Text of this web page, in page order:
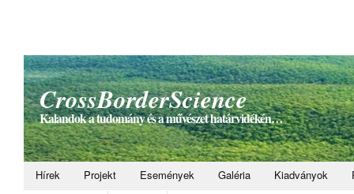
CrossBorderScience
Kalandok a tudomány és a művészet határvidékén…
Hírek Projekt Események Galéria Kiadványok